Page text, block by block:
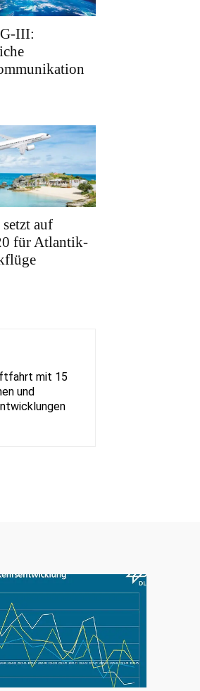
III:
auf
für Atlantik-
mit 15
und